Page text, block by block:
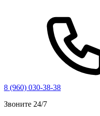
8 (960) 030-38-38
Звоните 24/7